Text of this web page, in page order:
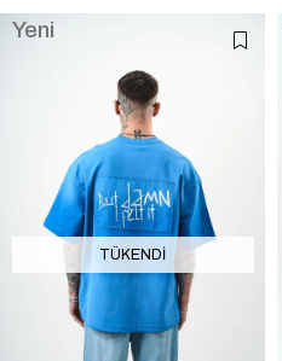
TÜKENDI
Yeni